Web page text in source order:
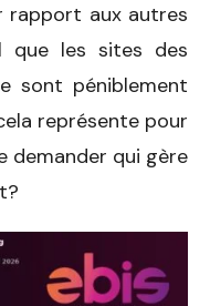
aux autres
les sites des
sont péniblement
représente pour
demander qui gère